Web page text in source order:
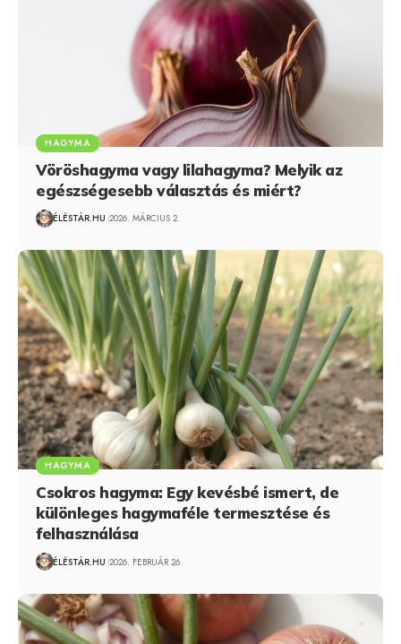
HAGYMA
Vöröshagyma vagy lilahagyma? Melyik az
egészségesebb választás és miért?
ÉLÉSTÁR.HU 2026. MÁRCIUS 2.
HAGYMA
Csokros hagyma: Egy kevésbé ismert, de
különleges hagymaféle termesztése és
felhasználása
ÉLÉSTÁR.HU 2026. FEBRUÁR 26.